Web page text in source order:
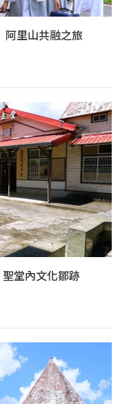
阿里山共融之旅
聖堂內文化鄒跡